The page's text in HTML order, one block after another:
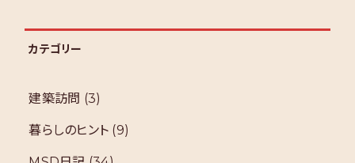
カテゴリー
建築訪問 (3)
暮らしのヒント (9)